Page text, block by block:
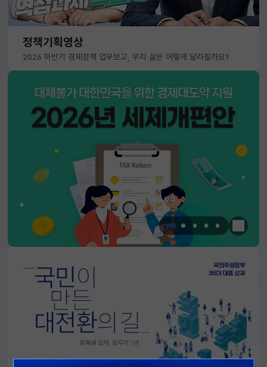
정책기획영상
2026 하반기 경제정책 업무보고, 우리 삶은 어떻게 달라질까요?
한눈에